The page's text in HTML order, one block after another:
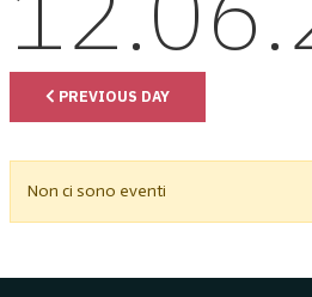
PREVIOUS DAY
Non ci sono eventi